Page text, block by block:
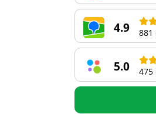
4.9 881
5.0 475